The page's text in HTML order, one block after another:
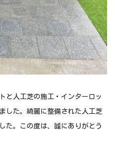
と人工芝の施工・インターロッ
した。綺麗に整備された人工芝
た。この度は、誠にありがとう